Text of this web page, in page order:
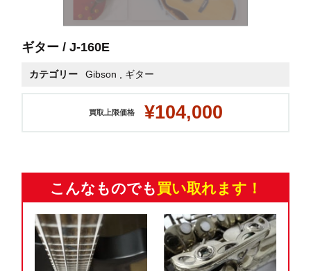
ギター / J-160E
カテゴリー Gibson , ギター
買取上限価格 ¥104,000
こんなものでも 買い取れます！